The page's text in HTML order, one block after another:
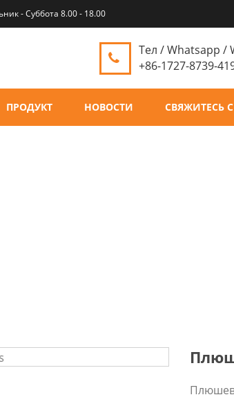
- Суббота 8.00 - 18.00
Тел / Whatsapp /
+86-1727-8739-
ПРОДУКТ НОВОСТИ СВЯЖИТЕСЬ